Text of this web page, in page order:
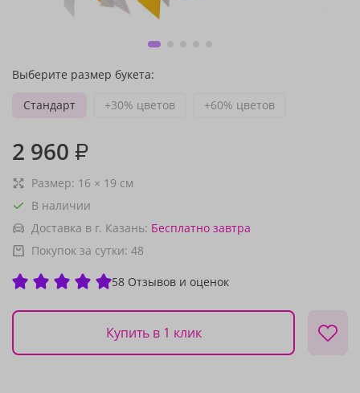
Выберите размер букета:
Стандарт
+30% цветов +60% цветов
2 960 ₽
Размер: 16 × 19 см
В наличии
Доставка в г. Казань: Бесплатно завтра
Покупок за сутки: 48
58 Отзывов и оценок
Купить в 1 клик